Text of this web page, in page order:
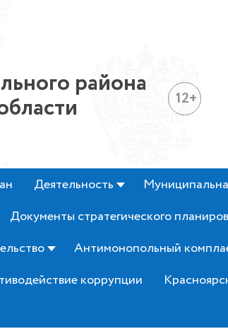
района 12+
Деятельность
Документы стратегического
Антимонопольный
коррупции